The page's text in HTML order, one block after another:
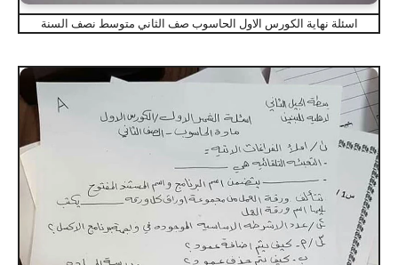
اسئلة نهاية الكورس الاول الحاسوب صف الثاني متوسط نصف السنة